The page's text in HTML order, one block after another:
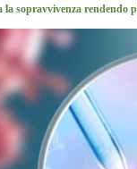
la sopravvivenza rendendo